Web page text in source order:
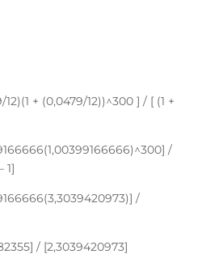
+ (0,0479/12))^300 ] / [ (1 +
/
1]
/
/ [2,3039420973]